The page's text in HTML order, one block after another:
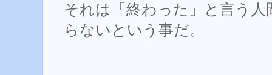
それは「終わった」と言う
らないという事だ。